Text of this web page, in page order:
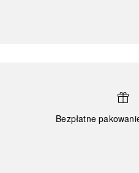
Bezpłatne